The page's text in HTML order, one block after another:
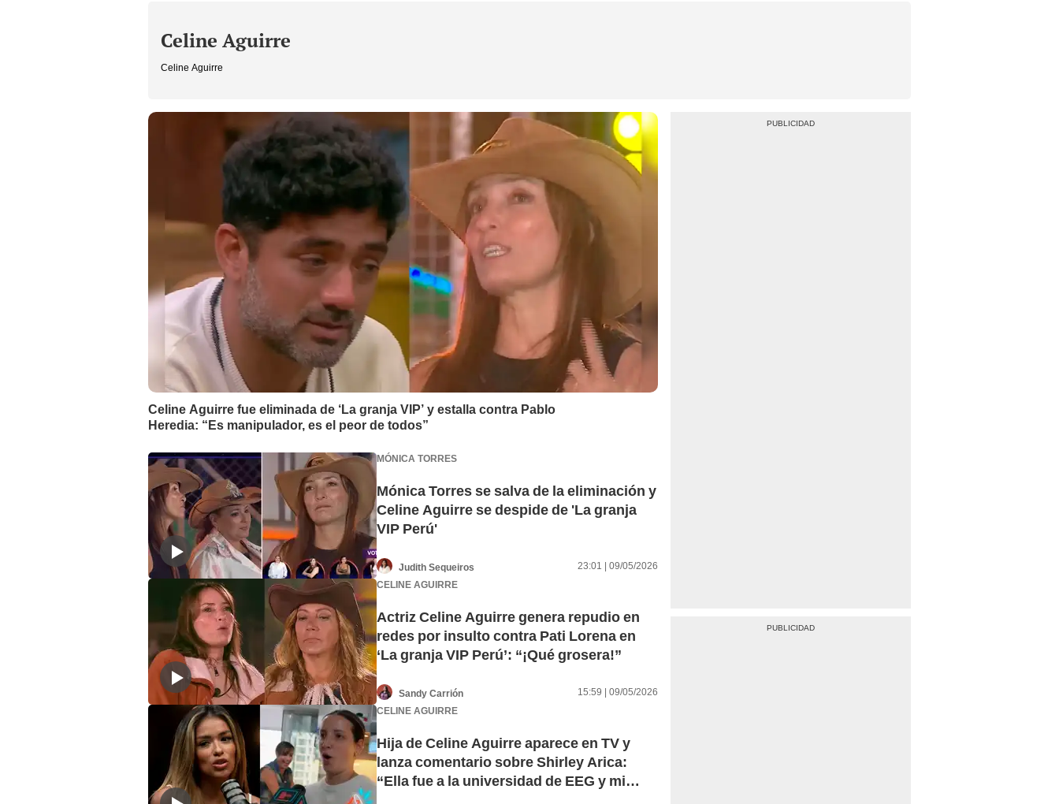
Celine Aguirre
Celine Aguirre
Celine Aguirre fue eliminada de ‘La granja VIP’ y estalla contra Pablo
Heredia: “Es manipulador, es el peor de todos”
MÓNICA TORRES
Mónica Torres se salva de la eliminación y
Celine Aguirre se despide de 'La granja
VIP Perú'
Judith Sequeiros
23:01 | 09/05/2026
CELINE AGUIRRE
Actriz Celine Aguirre genera repudio en
redes por insulto contra Pati Lorena en
‘La granja VIP Perú’: “¡Qué grosera!”
Sandy Carrión
15:59 | 09/05/2026
CELINE AGUIRRE
Hija de Celine Aguirre aparece en TV y
lanza comentario sobre Shirley Arica:
“Ella fue a la universidad de EEG y mi